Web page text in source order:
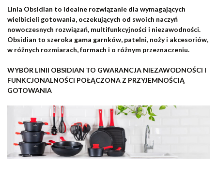
Linia Obsidian to idealne rozwiązanie dla wymagających
wielbicieli gotowania, oczekujących od swoich naczyń
nowoczesnych rozwiązań, multifunkcyjności i niezawodności.
Obsidian to szeroka gama garnków, patelni, noży i akcesoriów,
w różnych rozmiarach, formach i o różnym przeznaczeniu.
WYBÓR LINII OBSIDIAN TO GWARANCJA NIEZAWODNOŚCI I
FUNKCJONALNOŚCI POŁĄCZONA Z PRZYJEMNOŚCIĄ
GOTOWANIA